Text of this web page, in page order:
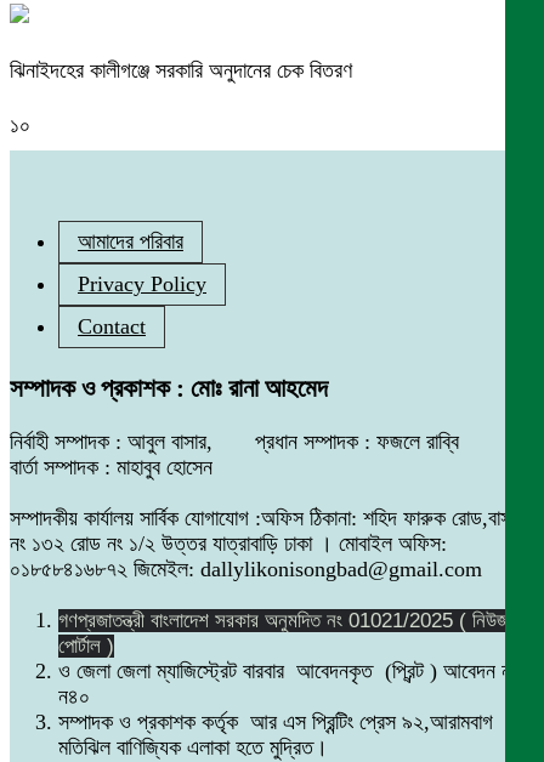
ঝিনাইদহের কালীগঞ্জে সরকারি অনুদানের চেক বিতরণ
১০
আমাদের পরিবার
Privacy Policy
Contact
সম্পাদক ও প্রকাশক : মোঃ রানা আহমেদ
নির্বাহী সম্পাদক : আবুল বাসার, প্রধান সম্পাদক : ফজলে রাব্বি
বার্তা সম্পাদক : মাহাবুব হোসেন
সম্পাদকীয় কার্যালয় সার্বিক যোগাযোগ :অফিস ঠিকানা: শহিদ ফারুক রোড,বাসা
নং ১৩২ রোড নং ১/২ উত্তর যাত্রাবাড়ি ঢাকা । মোবাইল অফিস:
০১৮৫৮৪১৬৮৭২ জিমেইল: dallylikonisongbad@gmail.com
গণপ্রজাতন্ত্রী বাংলাদেশ সরকার অনুমদিত নং 01021/2025 ( নিউজ
পোর্টাল )
ও জেলা জেলা ম্যাজিস্ট্রেট বারবার আবেদনকৃত (প্রিন্ট ) আবেদন নং
ন৪০
সম্পাদক ও প্রকাশক কর্তৃক আর এস প্রিন্টিং প্রেস ৯২,আরামবাগ
মতিঝিল বাণিজ্যিক এলাকা হতে মুদ্রিত।